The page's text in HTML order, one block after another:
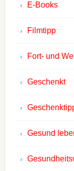
E-Books
Filmtipp
Fort- und
Geschenkt
Gesund